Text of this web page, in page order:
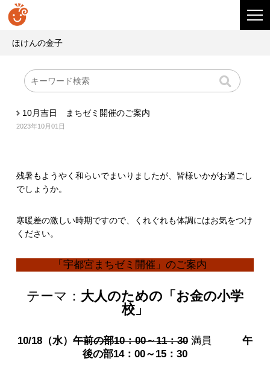
ほけんの金子
10月吉日 まちゼミ開催のご案内
2023年10月01日
残暑もようやく和らいでまいりましたが、皆様いかがお過ごし
でしょうか。
寒暖差の激しい時期ですので、くれぐれも体調にはお気をつけ
ください。
「宇都宮まちゼミ開催」のご案内
テーマ： 大人のための「お金の小学
校」
10/18（水） 午前の部10：00～11：30満員 午
後の部14：00～15：30